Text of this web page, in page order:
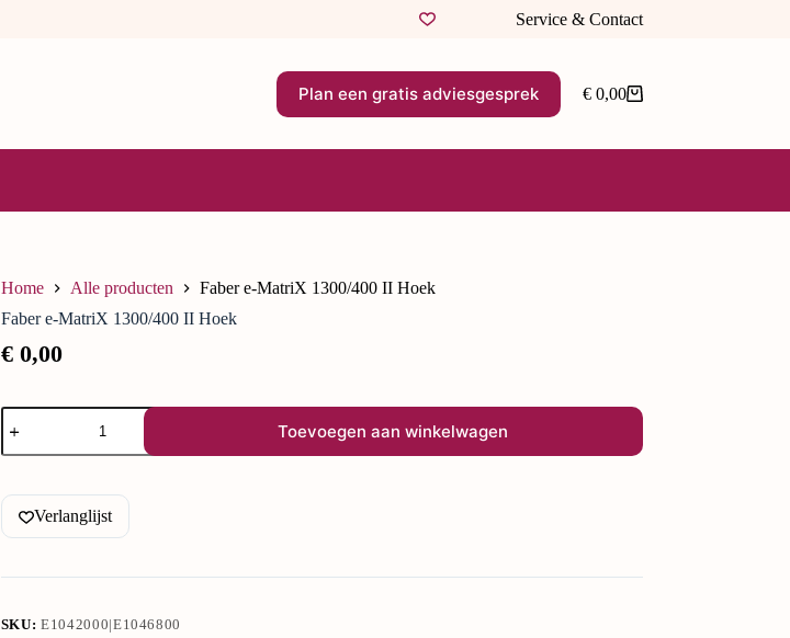
Service & Contact
Plan een gratis adviesgesprek €0,00
Home Alle producten
Faber e-MatriX 1300/400 II Hoek
Faber e-MatriX 1300/400 II Hoek
€0,00
Toevoegen aan winkelwagen
Verlanglijst
SKU:E1042000|E1046800